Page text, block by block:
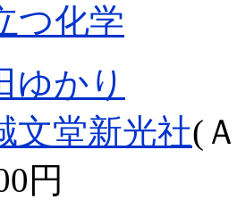
つ化学
ゆかり
文堂新光社(
円